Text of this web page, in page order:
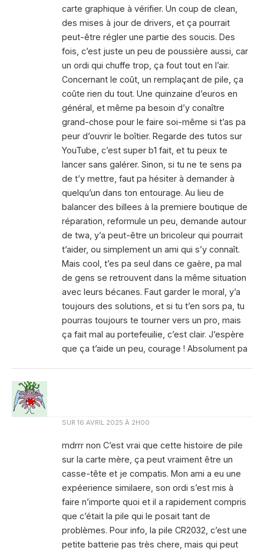
carte graphique à vérifier. Un coup de clean,
des mises à jour de drivers, et ça pourrait
peut-être régler une partie des soucis. Des
fois, c’est juste un peu de poussière aussi, car
un ordi qui chuffe trop, ça fout tout en l’air.
Concernant le coût, un remplaçant de pile, ça
coûte rien du tout. Une quinzaine d’euros en
général, et même pa besoin d’y conaître
grand-chose pour le faire soi-même si t’as pa
peur d’ouvrir le boîtier. Regarde des tutos sur
YouTube, c’est super b1 fait, et tu peux te
lancer sans galérer. Sinon, si tu ne te sens pa
de t’y mettre, faut pa hésiter à demander à
quelqu’un dans ton entourage. Au lieu de
balancer des billees à la premiere boutique de
réparation, reformule un peu, demande autour
de twa, y’a peut-être un bricoleur qui pourrait
t’aider, ou simplement un ami qui s’y connaît.
Mais cool, t’es pa seul dans ce gaère, pa mal
de gens se retrouvent dans la même situation
avec leurs bécanes. Faut garder le moral, y’a
toujours des solutions, et si tu t’en sors pa, tu
pourras toujours te tourner vers un pro, mais
ça fait mal au portefeuilie, c’est clair. J’espère
que ça t’aide un peu, courage ! Absolument pa
SUR 16 AVRIL 2025 À 2H00
mdrrr non C’est vrai que cette histoire de pile
sur la carte mère, ça peut vraiment être un
casse-tête et je compatis. Mon ami a eu une
expéerience similaere, son ordi s’est mis à
faire n’importe quoi et il a rapidement compris
que c’était la pile qui le posait tant de
problèmes. Pour info, la pile CR2032, c’est une
petite batterie pas très chere, mais qui peut